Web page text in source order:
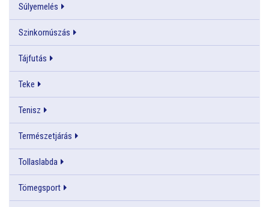
Súlyemelés
Szinkornúszás
Tájfutás
Teke
Tenisz
Természetjárás
Tollaslabda
Tömegsport